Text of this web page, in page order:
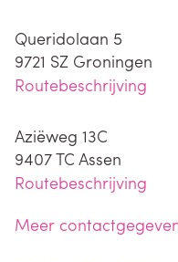
Queridolaan 5
9721 SZ Groningen
Routebeschrijving
Aziëweg 13C
9407 TC Assen
Routebeschrijving
Meer